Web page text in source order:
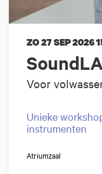
Voor
ZO 27 SEP 2026
Unieke
instrumenten
Atriumzaal